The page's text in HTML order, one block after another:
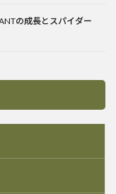
の成長とスパイダー